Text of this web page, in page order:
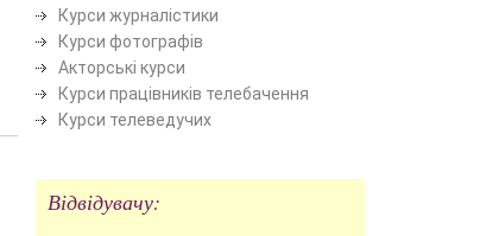
Курси журналістики
Курси фотографів
Акторські курси
Курси працівників телебачення
Курси телеведучих
Відвідувачу: